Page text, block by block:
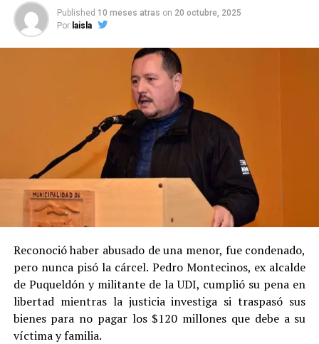
Published 10 meses atras on 20 octubre, 2025
Por laisla
Reconoció haber abusado de una menor, fue condenado,
pero nunca pisó la cárcel. Pedro Montecinos, ex alcalde
de Puqueldón y militante de la UDI, cumplió su pena en
libertad mientras la justicia investiga si traspasó sus
bienes para no pagar los $120 millones que debe a su
víctima y familia.